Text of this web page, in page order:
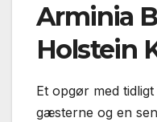
Arminia
Holstein
Et opgør med
gæsterne og en